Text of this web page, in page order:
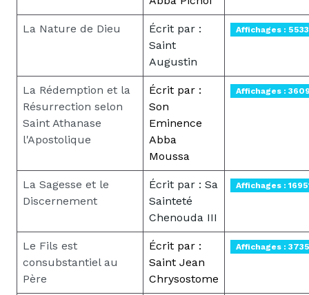
La Nature de Dieu
Écrit par :
Saint
Augustin
Affichages : 5533
La Rédemption et la
Résurrection selon
Saint Athanase
l'Apostolique
Écrit par :
Son
Eminence
Abba
Moussa
Affichages :
La Sagesse et le
Discernement
Écrit par : Sa
Sainteté
Chenouda III
Affichages :
Le Fils est
consubstantiel au
Père
Écrit par :
Saint Jean
Chrysostome
Affichages : 3735